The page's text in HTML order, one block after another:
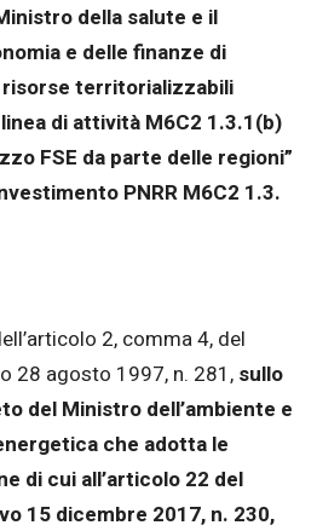
della salute e il
e delle finanze di
risorse territorializzabili
di attività M6C2 1.3.1(b)
FSE da parte delle regioni”
PNRR M6C2 1.3.
2, comma 4, del
28 agosto 1997, n. 281, sullo
del Ministro dell’ambiente e
che adotta le
di cui all’articolo 22 del
15 dicembre 2017, n. 230,